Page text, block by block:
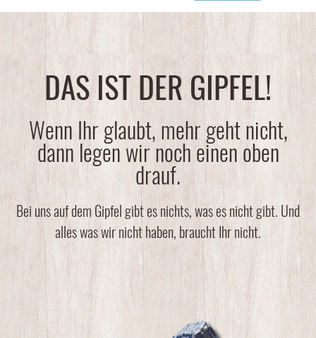
DAS IST DER GIPFEL!
Wenn Ihr glaubt, mehr geht nicht,
dann legen wir noch einen oben
drauf.
Bei uns auf dem Gipfel gibt es nichts, was es nicht gibt. Und
alles was wir nicht haben, braucht Ihr nicht.